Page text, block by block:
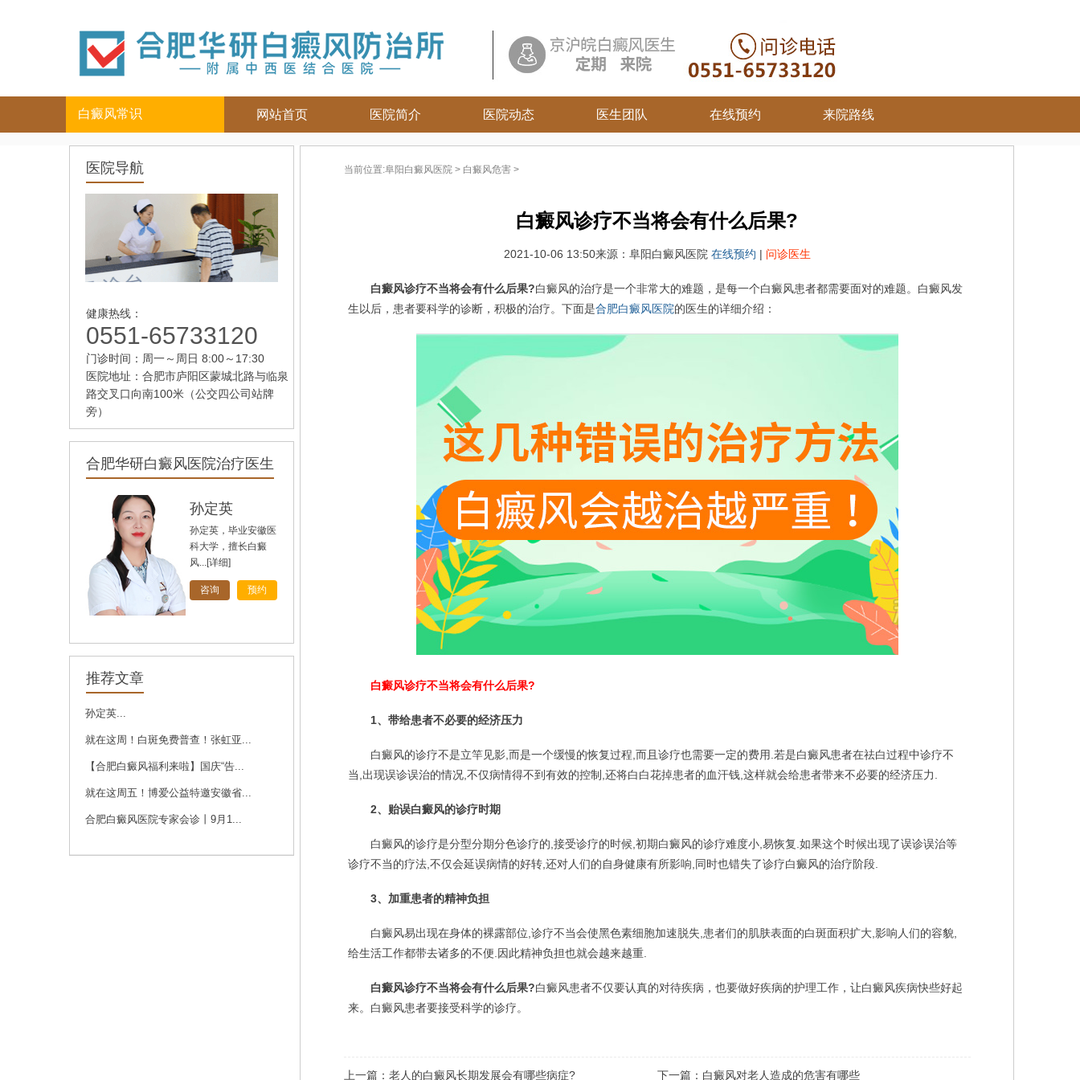
白癜风常识
儿童
女性
老年
头部
背部
网站首页 医院简介 医院动态 医生团队 在线预约 来院路线
医院导航
健康热线：
0551-65733120
门诊时间：周一～周日 8:00～17:30
医院地址：合肥市庐阳区蒙城北路与临泉
路交叉口向南100米（公交四公司站牌
旁）
合肥华研白癜风医院治疗医生
孙定英
孙定英，毕业安徽医
科大学，擅长白癜
风...[详细]
咨询 预约
高汝辉
刘斌，中共党员，毕
业于华中科技大学
推荐文章
孙定英...
就在这周！白斑免费普查！张虹亚...
【合肥白癜风福利来啦】国庆“告...
就在这周五！博爱公益特邀安徽省...
合肥白癜风医院专家会诊丨9月1...
当前位置:阜阳白癜风医院 > 白癜风危害 >
白癜风诊疗不当将会有什么后果?
2021-10-06 13:50来源：阜阳白癜风医院 在线预约 | 问诊医生
白癜风诊疗不当将会有什么后果?白癜风的治疗是一个非常大的难题，是每一个白癜风患者都需要面对的难题。白癜风发
生以后，患者要科学的诊断，积极的治疗。下面是合肥白癜风医院的医生的详细介绍：
白癜风诊疗不当将会有什么后果?
1、带给患者不必要的经济压力
白癜风的诊疗不是立竿见影,而是一个缓慢的恢复过程,而且诊疗也需要一定的费用.若是白癜风患者在祛白过程中诊疗不
当,出现误诊误治的情况,不仅病情得不到有效的控制,还将白白花掉患者的血汗钱,这样就会给患者带来不必要的经济压力.
2、贻误白癜风的诊疗时期
白癜风的诊疗是分型分期分色诊疗的,接受诊疗的时候,初期白癜风的诊疗难度小,易恢复.如果这个时候出现了误诊误治等
诊疗不当的疗法,不仅会延误病情的好转,还对人们的自身健康有所影响,同时也错失了诊疗白癜风的治疗阶段.
3、加重患者的精神负担
白癜风易出现在身体的裸露部位,诊疗不当会使黑色素细胞加速脱失,患者们的肌肤表面的白斑面积扩大,影响人们的容貌,
给生活工作都带去诸多的不便.因此精神负担也就会越来越重.
白癜风诊疗不当将会有什么后果?白癜风患者不仅要认真的对待疾病，也要做好疾病的护理工作，让白癜风疾病快些好起
来。白癜风患者要接受科学的诊疗。
上一篇： 老人的白癜风长期发展会有哪些病症? 下一篇： 白癜风对老人造成的危害有哪些